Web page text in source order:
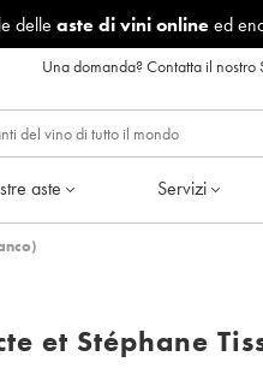
delle aste di vini onlineed
Una domanda?Contatta il nostro
aste Servizi
et Stéphane